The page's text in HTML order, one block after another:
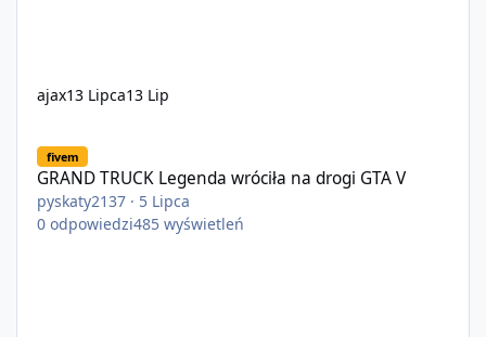
ajax13 Lipca13 Lip
fivem
GRAND TRUCK Legenda wróciła na drogi GTA V
pyskaty2137 · 5 Lipca
0 odpowiedzi485 wyświetleń